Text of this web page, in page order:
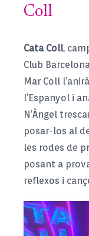
Coll
Cata Coll,
Club
Mar Coll
l’Espanyol i
N’Àngel
posar-los al
les rodes de
posant a
reflexos i